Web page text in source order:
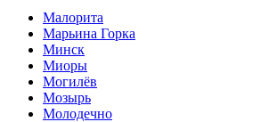
Малорита
Марьина Горка
Минск
Миоры
Могилёв
Мозырь
Молодечно